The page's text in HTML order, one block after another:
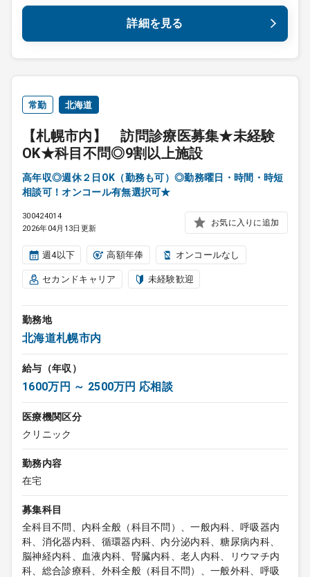
詳細を見る
常勤 北海道
【札幌市内】 訪問診療医募集★未経験
OK★科目不問◎9割以上施設
高年収◎週休２日OK（勤務も可）◎勤務曜日・時間・時短
相談可！オンコール有無選択可★
300424014
2026年04月13日更新
お気に入りに追加
週4以下 高額年俸 オンコールなし
セカンドキャリア 未経験歓迎
勤務地
北海道札幌市内
給与（年収）
1600万円 ～ 2500万円 応相談
医療機関区分
クリニック
勤務内容
在宅
募集科目
全科目不問、内科全般（科目不問）、一般内科、呼吸器内
科、消化器内科、循環器内科、内分泌内科、糖尿病内科、
脳神経内科、血液内科、腎臓内科、老人内科、リウマチ内
科、総合診療科、外科全般（科目不問）、一般外科、呼吸